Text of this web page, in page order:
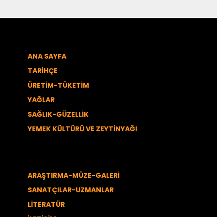
ANA SAYFA
TARİHÇE
ÜRETİM-TÜKETİM
YAĞLAR
SAĞLIK-GÜZELLİK
YEMEK KÜLTÜRÜ VE ZEYTİNYAĞI
ARAŞTIRMA-MÜZE-GALERİ
SANATÇILAR-UZMANLAR
LİTERATÜR